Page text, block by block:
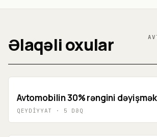
Əlaqəli oxular
Avtomobilin 30% rəngini dəyişmək
QEYDIYYAT · 5 DƏQ